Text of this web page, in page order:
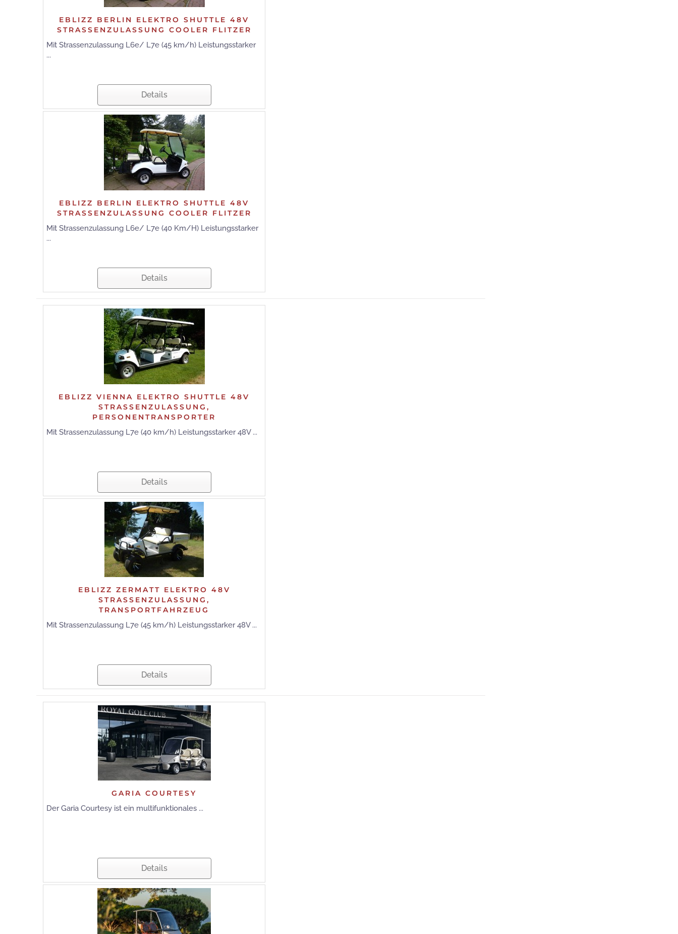
EBLIZZ BERLIN ELEKTRO SHUTTLE 48V
STRASSENZULASSUNG COOLER FLITZER
Mit Strassenzulassung L6e/ L7e (45 km/h) Leistungsstarker
...
Details
EBLIZZ BERLIN ELEKTRO SHUTTLE 48V
STRASSENZULASSUNG COOLER FLITZER
Mit Strassenzulassung L6e/ L7e (40 Km/H) Leistungsstarker
...
Details
EBLIZZ VIENNA ELEKTRO SHUTTLE 48V
STRASSENZULASSUNG,
PERSONENTRANSPORTER
Mit Strassenzulassung L7e (40 km/h) Leistungsstarker 48V ...
Details
EBLIZZ ZERMATT ELEKTRO 48V
STRASSENZULASSUNG,
TRANSPORTFAHRZEUG
Mit Strassenzulassung L7e (45 km/h) Leistungsstarker 48V ...
Details
GARIA COURTESY
Der Garia Courtesy ist ein multifunktionales ...
Details